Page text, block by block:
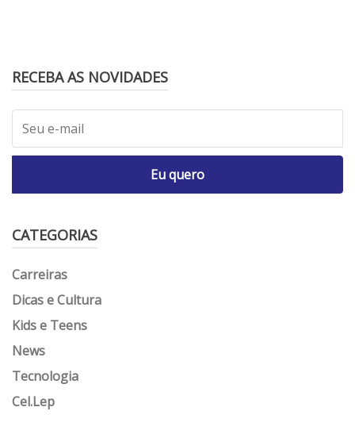
RECEBA AS NOVIDADES
Eu quero
CATEGORIAS
Carreiras
Dicas e Cultura
Kids e Teens
News
Tecnologia
Cel.Lep